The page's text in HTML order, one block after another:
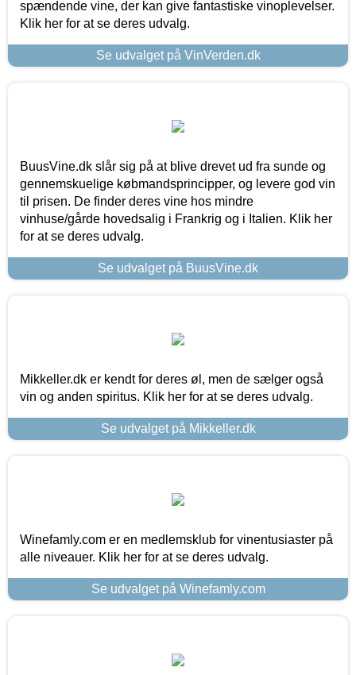
spændende vine, der kan give fantastiske vinoplevelser.
Klik her for at se deres udvalg.
Se udvalget på VinVerden.dk
BuusVine.dk slår sig på at blive drevet ud fra sunde og
gennemskuelige købmandsprincipper, og levere god vin
til prisen. De finder deres vine hos mindre
vinhuse/gårde hovedsalig i Frankrig og i Italien. Klik her
for at se deres udvalg.
Se udvalget på BuusVine.dk
Mikkeller.dk er kendt for deres øl, men de sælger også
vin og anden spiritus. Klik her for at se deres udvalg.
Se udvalget på Mikkeller.dk
Winefamly.com er en medlemsklub for vinentusiaster på
alle niveauer. Klik her for at se deres udvalg.
Se udvalget på Winefamly.com